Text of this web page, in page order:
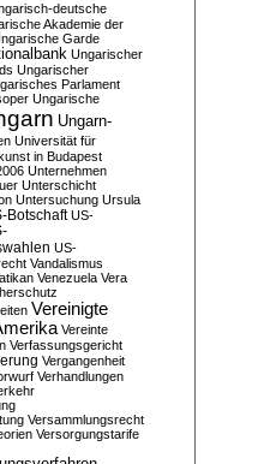
deutsche
Akademie der
Garde
Ungarischer
Ungarischer
Parlament
Ungarische
Ungarn-
Universität für
in Budapest
Unternehmen
Unterschicht
Untersuchung Ursula
Botschaft US-
US-
Vandalismus
Venezuela Vera
Vereinigte
Vereinte
Verfassungsgericht
Vergangenheit
Verhandlungen
Versammlungsrecht
Versorgungstarife